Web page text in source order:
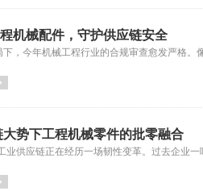
机械配件，守护供应链安全
下，今年机械工程行业的合规审查愈发严格
势下工程机械零件的批零融合
业供应链正在经历一场韧性变革。过去企业